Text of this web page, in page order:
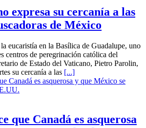
expresa su cercanía a las
de México
eucaristía en la Basílica de Guadalupe, uno
centros de peregrinación católica del
de Estado del Vaticano, Pietro Parolin,
su cercanía a las [...]
que Canadá es asquerosa